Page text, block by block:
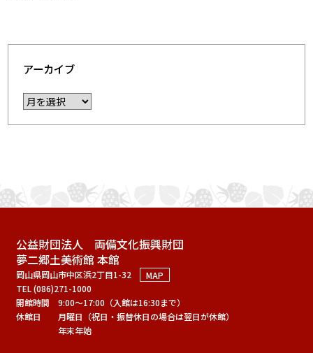
アーカイブ
公益財団法人 両備文化振興財団
夢二郷土美術館 本館
岡山県岡山市中区浜2丁目1-32
MAP
TEL (086)271-1000
開館時間
9:00～17:00（入館は16:30まで）
休館日
月曜日（祝日・振替休日の場合は翌日が休館）
年末年始